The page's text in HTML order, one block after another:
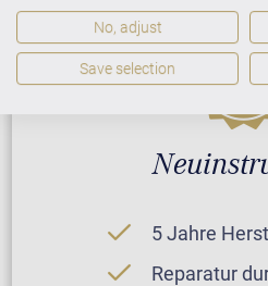
5 Jahre
Reparatur
No, adjust
Save selection